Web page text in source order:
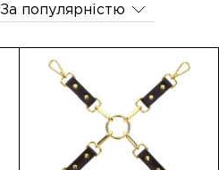
За популярністю